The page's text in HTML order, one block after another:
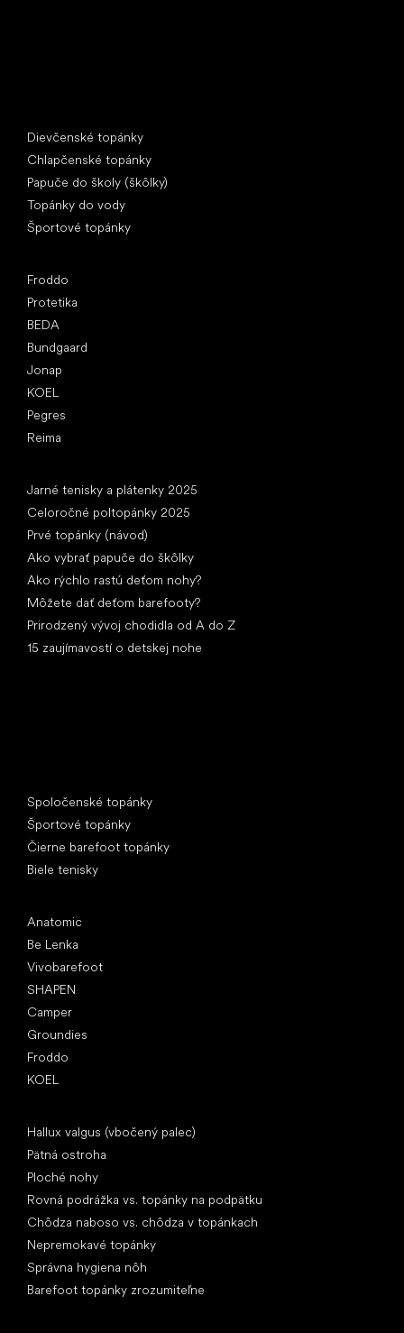
Dievčenské topánky
Chlapčenské topánky
Papuče do školy (škôlky)
Topánky do vody
Športové topánky
Froddo
Protetika
BEDA
Bundgaard
Jonap
KOEL
Pegres
Reima
Jarné tenisky a plátenky 2025
Celoročné poltopánky 2025
Prvé topánky (návod)
Ako vybrať papuče do škôlky
Ako rýchlo rastú deťom nohy?
Môžete dať deťom barefooty?
Prirodzený vývoj chodidla od A do Z
15 zaujímavostí o detskej nohe
Spoločenské topánky
Športové topánky
Čierne barefoot topánky
Biele tenisky
Anatomic
Be Lenka
Vivobarefoot
SHAPEN
Camper
Groundies
Froddo
KOEL
Hallux valgus (vbočený palec)
Pätná ostroha
Ploché nohy
Rovná podrážka vs. topánky na podpätku
Chôdza naboso vs. chôdza v topánkach
Nepremokavé topánky
Správna hygiena nôh
Barefoot topánky zrozumiteľne